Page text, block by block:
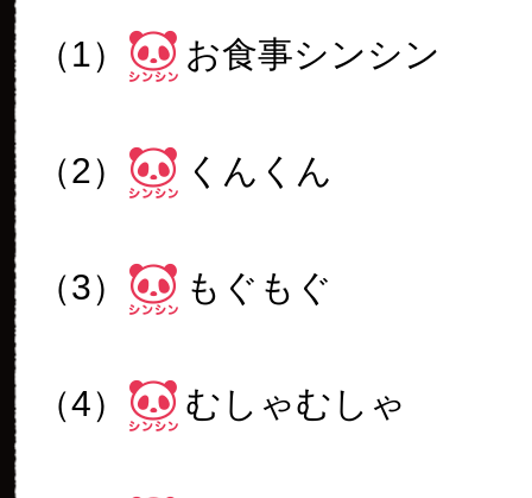
（1） お食事シンシン
（2） くんくん
（3） もぐもぐ
（4） むしゃむしゃ